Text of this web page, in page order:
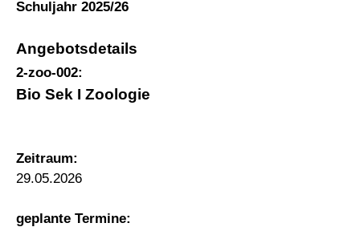
Schuljahr 2025/26
Angebotsdetails
2-zoo-002:
Bio Sek I Zoologie
Zeitraum:
29.05.2026
geplante Termine: